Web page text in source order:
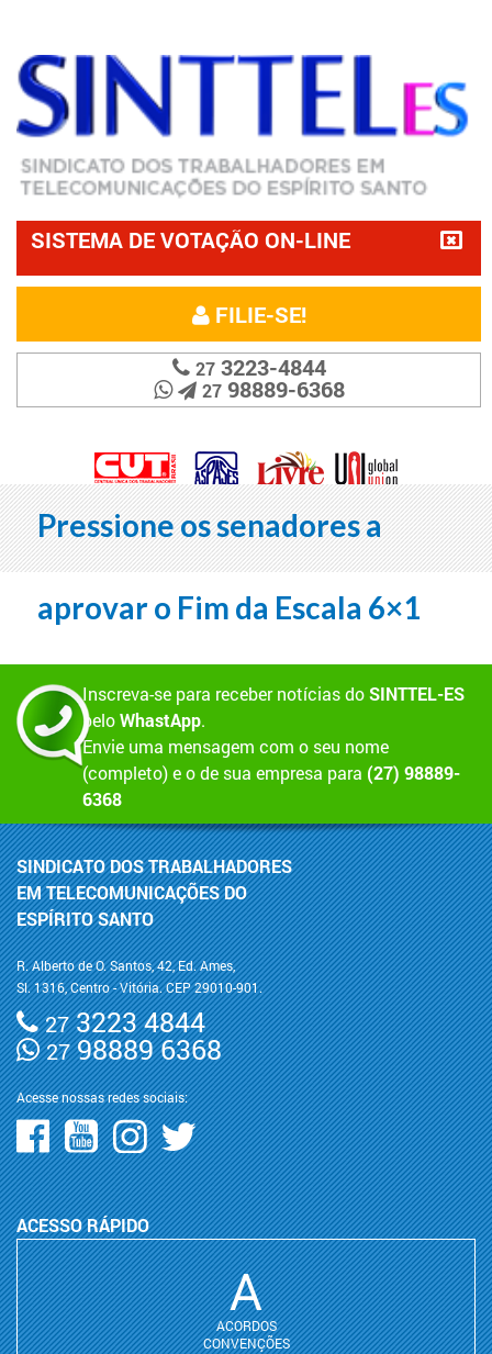
SISTEMA DE VOTAÇÃO ON-LINE
FILIE-SE!
273223-4844
2798889-6368
Pressione os senadores a
aprovar o Fim da Escala 6×1
Inscreva-se para receber notícias doSINTTEL-ES
peloWhastApp.
Envie uma mensagem com o seu nome
(completo) e o de sua empresa para (27) 98889-
6368
SINDICATO DOS TRABALHADORES
EM TELECOMUNICAÇÕES DO
ESPÍRITO SANTO
R. Alberto de O. Santos, 42, Ed. Ames,
Sl. 1316, Centro - Vitória. CEP 29010-901.
273223 4844
2798889 6368
Acesse nossas redes sociais:
ACESSO RÁPIDO
A
ACORDOS
CONVENÇÕES